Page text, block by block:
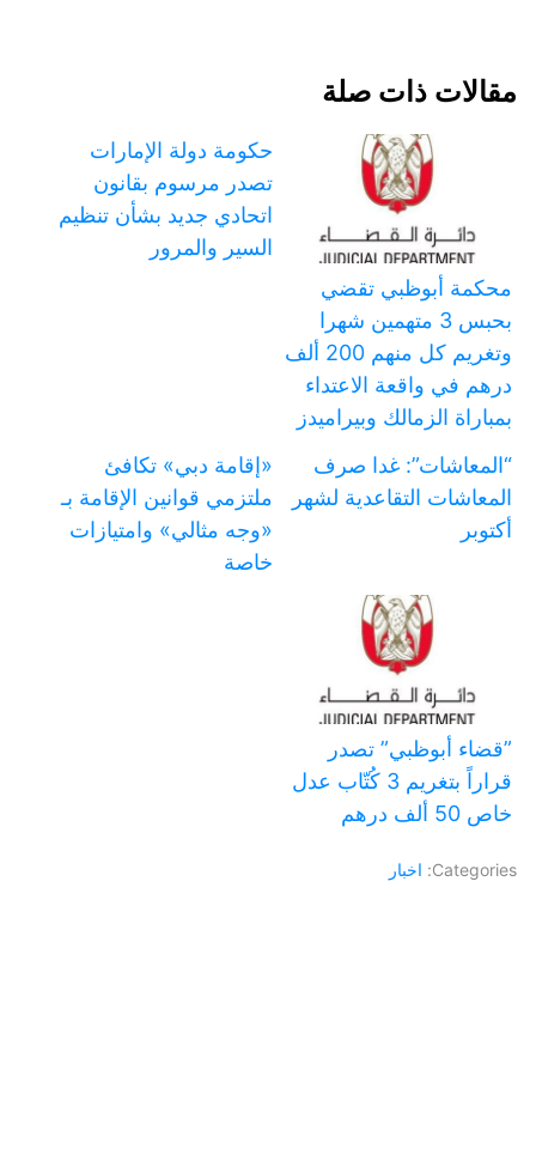
مقالات ذات صلة
محكمة أبوظبي تقضي
بحبس 3 متهمين شهرا
وتغريم كل منهم 200 ألف
درهم في واقعة الاعتداء
بمباراة الزمالك وبيراميدز
حكومة دولة الإمارات
تصدر مرسوم بقانون
اتحادي جديد بشأن تنظيم
السير والمرور
“المعاشات”: غدا صرف
المعاشات التقاعدية لشهر
أكتوبر
«إقامة دبي» تكافئ
ملتزمي قوانين الإقامة بـ
«وجه مثالي» وامتيازات
خاصة
‏”قضاء أبوظبي” تصدر
قراراً بتغريم 3 كُتّاب عدل
خاص 50 ألف درهم
Categories: اخبار